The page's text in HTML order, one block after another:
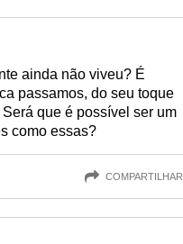
ainda não viveu? É
passamos, do seu toque
que é possível ser um
como essas?
COMPARTILHAR